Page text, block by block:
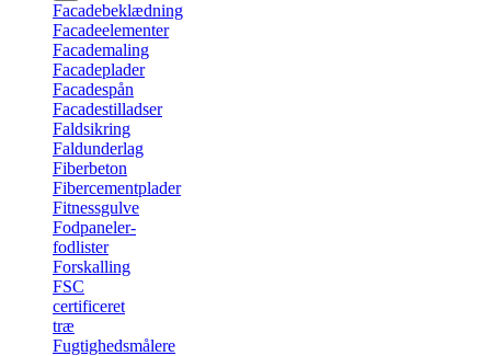
Facadebeklædning
Facadeelementer
Facademaling
Facadeplader
Facadespån
Facadestilladser
Faldsikring
Faldunderlag
Fiberbeton
Fibercementplader
Fitnessgulve
Fodpaneler-
fodlister
Forskalling
FSC
certificeret
træ
Fugtighedsmålere